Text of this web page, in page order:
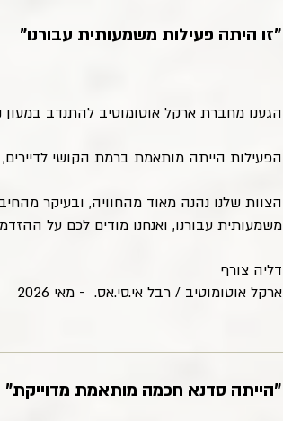
"זו היתה פעילות משמעותית עבורנו"
הגענו מחברת ארקל אוטומוטיב להתנדב
הפעילות הייתה מותאמת ברמת הקושי
הצוות שלנו נהנה מאוד מהחוויה, ובעיקר
משמעותית עבורנו, ואנחנו מודים לכם על
דליה צורף
ארקל אוטומוטיב / רבל אי.סי.אס. - מאי 2026
"הייתה סדנא חכמה מותאמת מדוייקת"